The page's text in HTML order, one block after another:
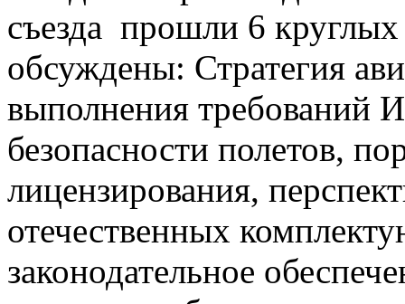
съезда прошли 6
обсуждены: Стратегия
выполнения требований
безопасности полетов,
лицензирования,
отечественных
законодательное